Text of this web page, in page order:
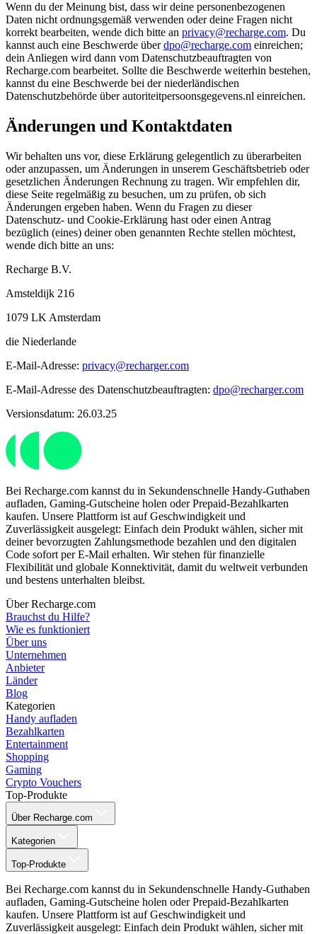
Wenn du der Meinung bist, dass wir deine personenbezogenen
Daten nicht ordnungsgemäß verwenden oder deine Fragen nicht
korrekt bearbeiten, wende dich bitte an privacy@recharge.com. Du
kannst auch eine Beschwerde überdpo@recharge.com einreichen;
dein Anliegen wird dann vom Datenschutzbeauftragten von
Recharge.com bearbeitet. Sollte die Beschwerde weiterhin bestehen,
kannst du eine Beschwerde bei der niederländischen
Datenschutzbehörde über autoriteitpersoonsgegevens.nl einreichen.
Änderungen und Kontaktdaten
Wir behalten uns vor, diese Erklärung gelegentlich zu überarbeiten
oder anzupassen, um Änderungen in unserem Geschäftsbetrieb oder
gesetzlichen Änderungen Rechnung zu tragen. Wir empfehlen dir,
diese Seite regelmäßig zu besuchen, um zu prüfen, ob sich
Änderungen ergeben haben. Wenn du Fragen zu dieser
Datenschutz- und Cookie-Erklärung hast oder einen Antrag
bezüglich (eines) deiner oben genannten Rechte stellen möchtest,
wende dich bitte an uns:
Recharge B.V.
Amsteldijk 216
1079 LK Amsterdam
die Niederlande
E-Mail-Adresse: privacy@recharger.com
E-Mail-Adresse des Datenschutzbeauftragten: dpo@recharger.com
Versionsdatum: 26.03.25
Bei Recharge.com kannst du in Sekundenschnelle Handy-Guthaben
aufladen, Gaming-Gutscheine holen oder Prepaid-Bezahlkarten
kaufen. Unsere Plattform ist auf Geschwindigkeit und
Zuverlässigkeit ausgelegt: Einfach dein Produkt wählen, sicher mit
deiner bevorzugten Zahlungsmethode bezahlen und den digitalen
Code sofort per E-Mail erhalten. Wir stehen für finanzielle
Flexibilität und globale Konnektivität, damit du weltweit verbunden
und bestens unterhalten bleibst.
Über Recharge.com
Brauchst du Hilfe?
Wie es funktioniert
Über uns
Unternehmen
Anbieter
Länder
Blog
Kategorien
Handy aufladen
Bezahlkarten
Entertainment
Shopping
Gaming
Crypto Vouchers
Top-Produkte
Über Recharge.com
Kategorien
Top-Produkte
Bei Recharge.com kannst du in Sekundenschnelle Handy-Guthaben
aufladen, Gaming-Gutscheine holen oder Prepaid-Bezahlkarten
kaufen. Unsere Plattform ist auf Geschwindigkeit und
Zuverlässigkeit ausgelegt: Einfach dein Produkt wählen, sicher mit